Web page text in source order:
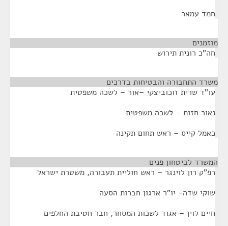
חמד עמאר
מוזמנים
חה"כ רונית תירוש
משרד התחבורה והבטיחות בדרכים
עו"ד שרית זוכוביצקי –אור – לשכה משפטית
נאור חזות – לשכה משפטית
כאמל קייס – ראש תחום תקינה
המשרד לביטחון פנים
רפ"ק רון לוינגר – ראש חוליית תעבורה, משטרת ישראל
שוקי שדה- יו"ר ארגון חברות הסעה
חיים לוין – אגוד לשכות המסחר, חבר חטיבת החלפים